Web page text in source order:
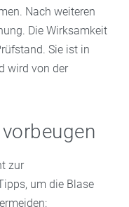
Nach weiteren
Die Wirksamkeit
Sie ist in
wird von der
zur
um die Blase